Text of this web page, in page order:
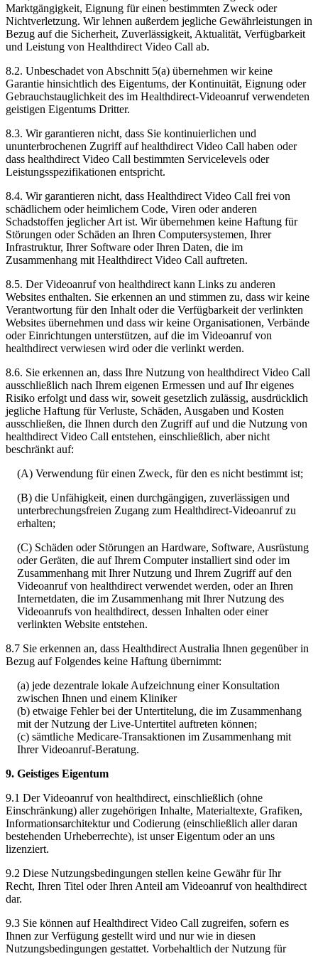
Marktgängigkeit, Eignung für einen bestimmten Zweck oder
Nichtverletzung. Wir lehnen außerdem jegliche Gewährleistungen in
Bezug auf die Sicherheit, Zuverlässigkeit, Aktualität, Verfügbarkeit
und Leistung von Healthdirect Video Call ab.
8.2. Unbeschadet von Abschnitt 5(a) übernehmen wir keine
Garantie hinsichtlich des Eigentums, der Kontinuität, Eignung oder
Gebrauchstauglichkeit des im Healthdirect-Videoanruf verwendeten
geistigen Eigentums Dritter.
8.3. Wir garantieren nicht, dass Sie kontinuierlichen und
ununterbrochenen Zugriff auf healthdirect Video Call haben oder
dass healthdirect Video Call bestimmten Servicelevels oder
Leistungsspezifikationen entspricht.
8.4. Wir garantieren nicht, dass Healthdirect Video Call frei von
schädlichem oder heimlichem Code, Viren oder anderen
Schadstoffen jeglicher Art ist. Wir übernehmen keine Haftung für
Störungen oder Schäden an Ihren Computersystemen, Ihrer
Infrastruktur, Ihrer Software oder Ihren Daten, die im
Zusammenhang mit Healthdirect Video Call auftreten.
8.5. Der Videoanruf von healthdirect kann Links zu anderen
Websites enthalten. Sie erkennen an und stimmen zu, dass wir keine
Verantwortung für den Inhalt oder die Verfügbarkeit der verlinkten
Websites übernehmen und dass wir keine Organisationen, Verbände
oder Einrichtungen unterstützen, auf die im Videoanruf von
healthdirect verwiesen wird oder die verlinkt werden.
8.6. Sie erkennen an, dass Ihre Nutzung von healthdirect Video Call
ausschließlich nach Ihrem eigenen Ermessen und auf Ihr eigenes
Risiko erfolgt und dass wir, soweit gesetzlich zulässig, ausdrücklich
jegliche Haftung für Verluste, Schäden, Ausgaben und Kosten
ausschließen, die Ihnen durch den Zugriff auf und die Nutzung von
healthdirect Video Call entstehen, einschließlich, aber nicht
beschränkt auf:
(A) Verwendung für einen Zweck, für den es nicht bestimmt ist;
(B) die Unfähigkeit, einen durchgängigen, zuverlässigen und
unterbrechungsfreien Zugang zum Healthdirect-Videoanruf zu
erhalten;
(C) Schäden oder Störungen an Hardware, Software, Ausrüstung
oder Geräten, die auf Ihrem Computer installiert sind oder im
Zusammenhang mit Ihrer Nutzung und Ihrem Zugriff auf den
Videoanruf von healthdirect verwendet werden, oder an Ihren
Internetdaten, die im Zusammenhang mit Ihrer Nutzung des
Videoanrufs von healthdirect, dessen Inhalten oder einer
verlinkten Website entstehen.
8.7 Sie erkennen an, dass Healthdirect Australia Ihnen gegenüber in
Bezug auf Folgendes keine Haftung übernimmt:
(a) jede dezentrale lokale Aufzeichnung einer Konsultation
zwischen Ihnen und einem Kliniker
(b) etwaige Fehler bei der Untertitelung, die im Zusammenhang
mit der Nutzung der Live-Untertitel auftreten können;
(c) sämtliche Medicare-Transaktionen im Zusammenhang mit
Ihrer Videoanruf-Beratung.
9. Geistiges Eigentum
9.1 Der Videoanruf von healthdirect, einschließlich (ohne
Einschränkung) aller zugehörigen Inhalte, Materialtexte, Grafiken,
Informationsarchitektur und Codierung (einschließlich aller daran
bestehenden Urheberrechte), ist unser Eigentum oder an uns
lizenziert.
9.2 Diese Nutzungsbedingungen stellen keine Gewähr für Ihr
Recht, Ihren Titel oder Ihren Anteil am Videoanruf von healthdirect
dar.
9.3 Sie können auf Healthdirect Video Call zugreifen, sofern es
Ihnen zur Verfügung gestellt wird und nur wie in diesen
Nutzungsbedingungen gestattet. Vorbehaltlich der Nutzung für